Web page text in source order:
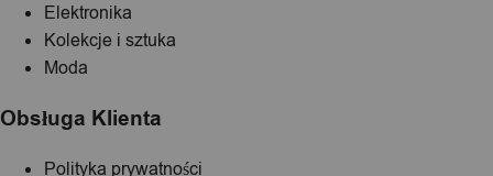
Elektronika
Kolekcje i sztuka
Moda
Obsługa Klienta
Polityka prywatności